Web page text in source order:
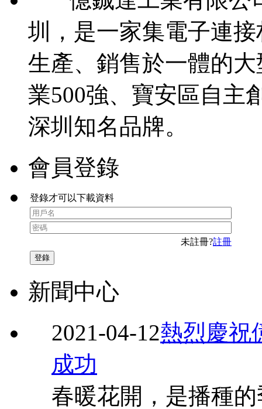
圳，是一家集電子連
生產、銷售於一體的
業500強、寶安區自主
深圳知名品牌。
會員登錄
登錄才可以下載資料
未註冊?註冊
新聞中心
2021-04-12熱烈慶祝
成功
春暖花開，是播種